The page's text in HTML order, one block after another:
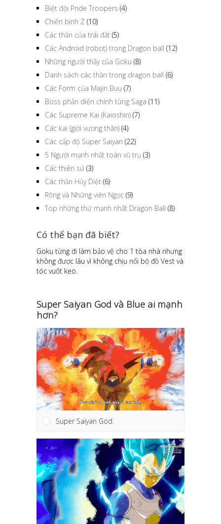
Biệt đội Pride Troopers (4)
Chiến binh Z (10)
Các thần của trái đất (5)
Các Android (robot) trong Dragon ball (12)
Những người thầy của Goku (8)
Danh sách các thần trong dragon ball (6)
Các Form của Majin Buu (7)
Boss phản diện chính từng Saga (11)
Các Supreme Kai (Kaioshin) (7)
Các kai (giới vương thần) (4)
Các cấp độ Super Saiyan (22)
5 Người mạnh nhất toàn vũ trụ (3)
Các thiên sứ (3)
Các thần Hủy Diệt (6)
Rồng và Những viên Ngọc (9)
Top những thứ mạnh nhất Dragon Ball (8)
Có thể bạn đã biết?
Goku từng đi làm bảo vệ cho 1 tòa nhà nhưng
không được lâu vì không chịu nổi bộ đồ Vest và
tóc vuốt keo.
Super Saiyan God và Blue ai mạnh
hơn?
Super Saiyan God